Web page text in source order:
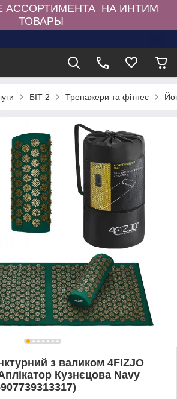
АССОРТИМЕНТА НА ИНТИМ
ТОВАРЫ
БІТ 2 Тренажери та фітнес
з валиком 4FIZJO
Кузнєцова Navy